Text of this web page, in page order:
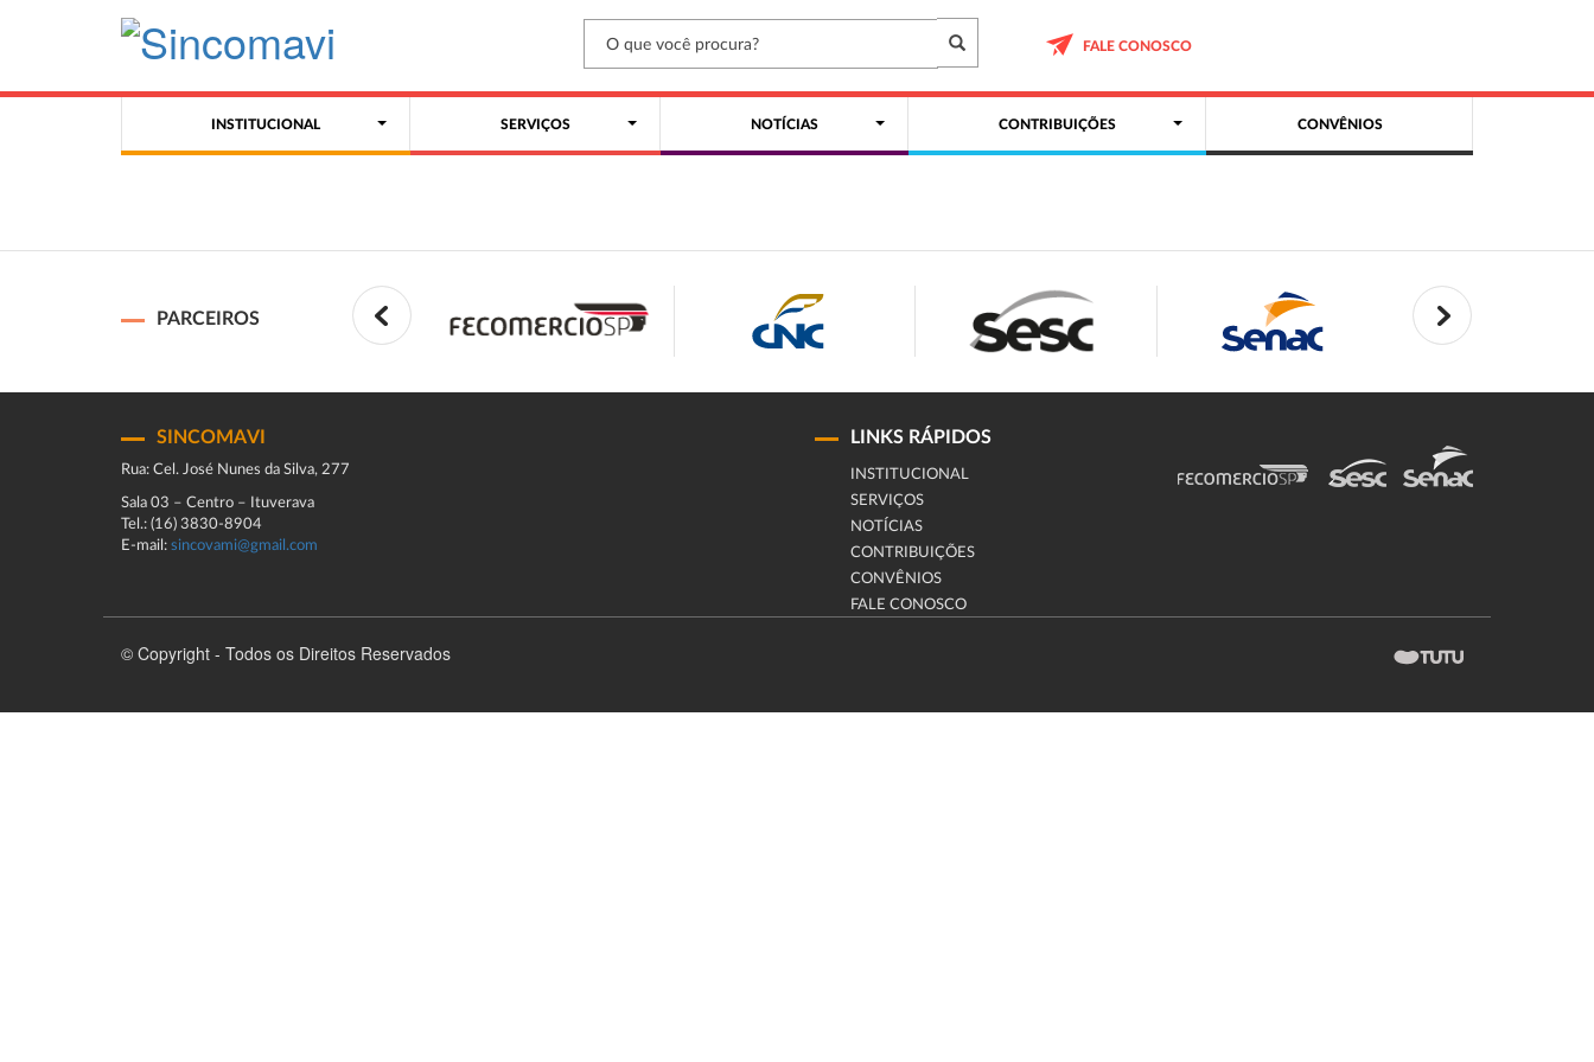
FALE CONOSCO
INSTITUCIONAL SERVIÇOS NOTÍCIAS CONTRIBUIÇÕES CONVÊNIOS
PARCEIROS
SINCOMAVI
Rua: Cel. José Nunes da Silva, 277
Sala 03 – Centro – Ituverava
Tel.: (16) 3830-8904
E-mail: sincovami@gmail.com
LINKS RÁPIDOS
INSTITUCIONAL
SERVIÇOS
NOTÍCIAS
CONTRIBUIÇÕES
CONVÊNIOS
FALE CONOSCO
© Copyright - Todos os Direitos Reservados